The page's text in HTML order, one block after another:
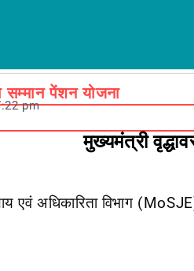
सम्मान पेंशन योजना
pm
मुख्यमंत्री
एवं अधिकारिता विभाग